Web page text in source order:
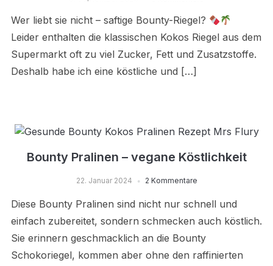
Wer liebt sie nicht – saftige Bounty-Riegel?
Leider enthalten die klassischen Kokos Riegel aus dem
Supermarkt oft zu viel Zucker, Fett und Zusatzstoffe.
Deshalb habe ich eine köstliche und […]
Bounty Pralinen – vegane Köstlichkeit
22. Januar 2024 2 Kommentare
Diese Bounty Pralinen sind nicht nur schnell und
einfach zubereitet, sondern schmecken auch köstlich.
Sie erinnern geschmacklich an die Bounty
Schokoriegel, kommen aber ohne den raffinierten